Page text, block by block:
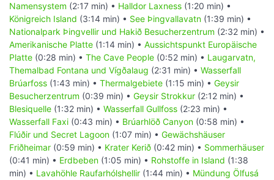
Namensystem (2:17 min) • Halldor Laxness (1:20 min) •
Königreich Island (3:14 min) • See Þingvallavatn (1:39 min) •
Nationalpark Þingvellir und Hakið Besucherzentrum (2:32 min) •
Amerikanische Platte (1:14 min) • Aussichtspunkt Europäische
Platte (0:28 min) • The Cave People (0:52 min) • Laugarvatn,
Themalbad Fontana und Vígðalaug (2:31 min) • Wasserfall
Brúarfoss (1:43 min) • Thermalgebiete (1:15 min) • Geysir
Besucherzentrum (0:39 min) • Geysir Strokkur (2:12 min) •
Blesiquelle (1:32 min) • Wasserfall Gullfoss (2:23 min) •
Wasserfall Faxi (0:43 min) • Brúarhlöð Canyon (0:58 min) •
Flúðir und Secret Lagoon (1:07 min) • Gewächshäuser
Friðheimar (0:59 min) • Krater Kerið (0:42 min) • Sommerhäuser
(0:41 min) • Erdbeben (1:05 min) • Rohstoffe in Island (1:38
min) • Lavahöhle Raufarhólshellir (1:44 min) • Mündung Ölfusá